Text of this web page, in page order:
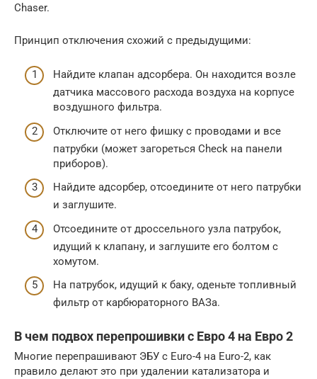
Chaser.
Принцип отключения схожий с предыдущими:
Найдите клапан адсорбера. Он находится возле
датчика массового расхода воздуха на корпусе
воздушного фильтра.
Отключите от него фишку с проводами и все
патрубки (может загореться Check на панели
приборов).
Найдите адсорбер, отсоедините от него патрубки
и заглушите.
Отсоедините от дроссельного узла патрубок,
идущий к клапану, и заглушите его болтом с
хомутом.
На патрубок, идущий к баку, оденьте топливный
фильтр от карбюраторного ВАЗа.
В чем подвох перепрошивки с Евро 4 на Евро 2
Многие перепрашивают ЭБУ с Euro-4 на Euro-2, как
правило делают это при удалении катализатора и